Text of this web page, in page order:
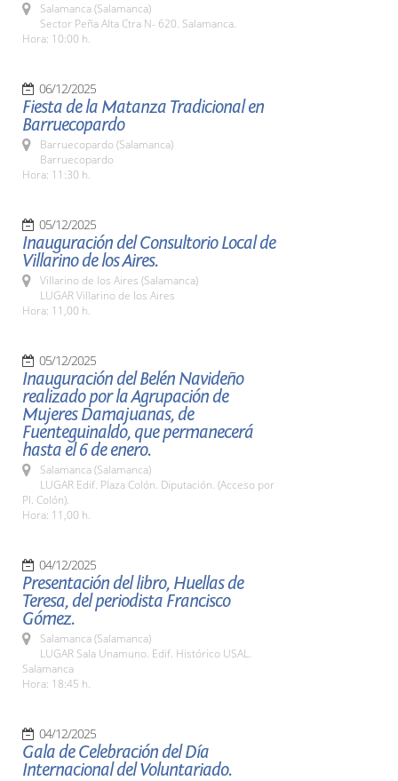
Salamanca (Salamanca)
Sector Peña Alta Ctra N- 620. Salamanca.
Hora: 10:00 h.
06/12/2025
Fiesta de la Matanza Tradicional en
Barruecopardo
Barruecopardo (Salamanca)
Barruecopardo
Hora: 11:30 h.
05/12/2025
Inauguración del Consultorio Local de
Villarino de los Aires.
Villarino de los Aires (Salamanca)
LUGAR Villarino de los Aires
Hora: 11,00 h.
05/12/2025
Inauguración del Belén Navideño
realizado por la Agrupación de
Mujeres Damajuanas, de
Fuenteguinaldo, que permanecerá
hasta el 6 de enero.
Salamanca (Salamanca)
LUGAR Edif. Plaza Colón. Diputación. (Acceso por
Pl. Colón).
Hora: 11,00 h.
04/12/2025
Presentación del libro, Huellas de
Teresa, del periodista Francisco
Gómez.
Salamanca (Salamanca)
LUGAR Sala Unamuno. Edif. Histórico USAL.
Salamanca
Hora: 18:45 h.
04/12/2025
Gala de Celebración del Día
Internacional del Voluntariado.